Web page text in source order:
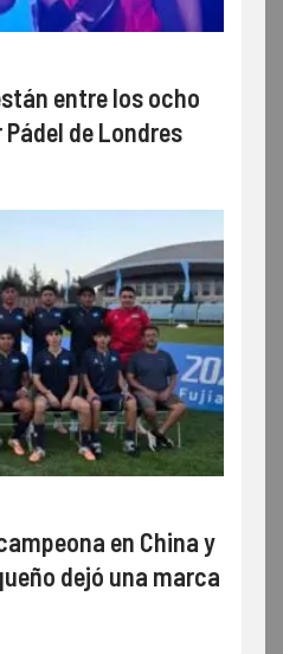
entre los ocho
de Londres
en China y
dejó una marca